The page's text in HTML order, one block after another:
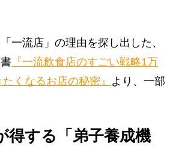
一流店」の理由を探し出した、
『一流飲食店のすごい戦略1万
くなるお店の秘密』 より、一部
得する「弟子養成機